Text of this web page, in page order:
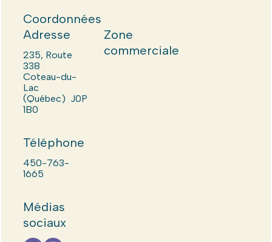
Coordonnées
Adresse
235, Route
338
Coteau-du-
Lac
(Québec) J0P
1B0
Téléphone
450-763-
1665
Médias
sociaux
Zone
commerciale